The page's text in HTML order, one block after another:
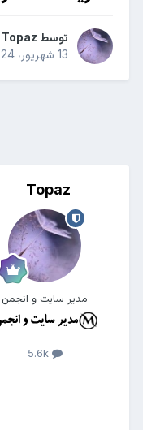
توسط Topaz
13 شهریور، 2024
Topaz
مدیر سایت و انجمن
5.6k